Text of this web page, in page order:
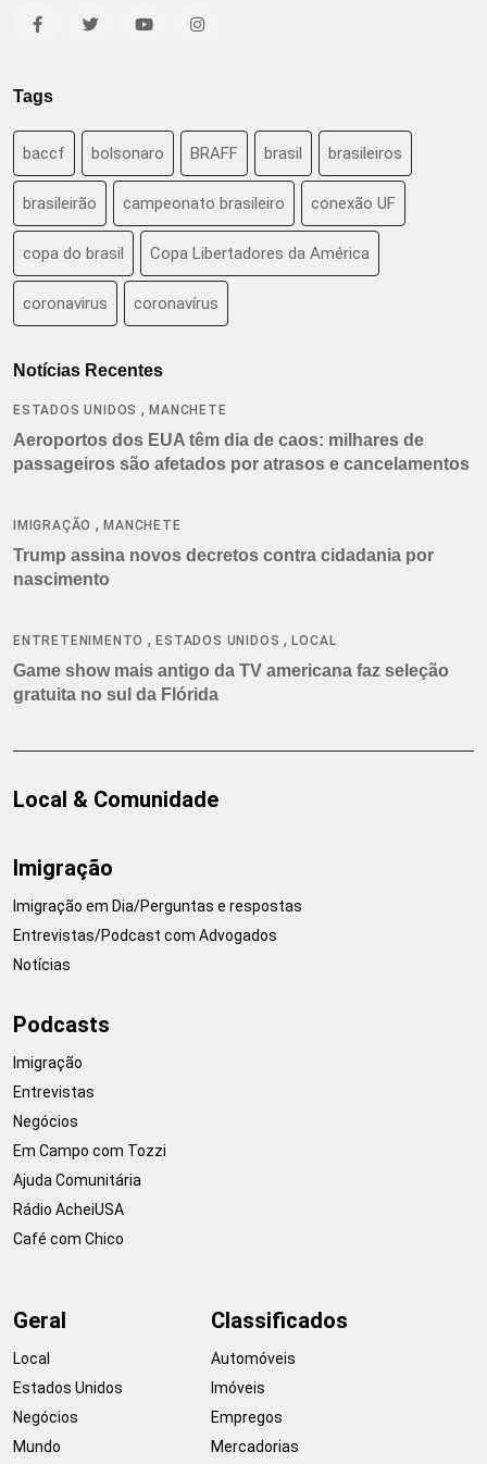
Tags
baccf bolsonaro BRAFF brasil brasileiros
brasileirão campeonato brasileiro conexão UF
copa do brasil Copa Libertadores da América
coronavirus coronavírus
Notícias Recentes
ESTADOS UNIDOS ,MANCHETE
Aeroportos dos EUA têm dia de caos: milhares de
passageiros são afetados por atrasos e cancelamentos
IMIGRAÇÃO ,MANCHETE
Trump assina novos decretos contra cidadania por
nascimento
ENTRETENIMENTO ,ESTADOS UNIDOS ,LOCAL
Game show mais antigo da TV americana faz seleção
gratuita no sul da Flórida
Local & Comunidade
Imigração
Imigração em Dia/Perguntas e respostas
Entrevistas/Podcast com Advogados
Notícias
Podcasts
Imigração
Entrevistas
Negócios
Em Campo com Tozzi
Ajuda Comunitária
Rádio AcheiUSA
Café com Chico
Geral
Local
Estados Unidos
Negócios
Mundo
Classificados
Automóveis
Imóveis
Empregos
Mercadorias